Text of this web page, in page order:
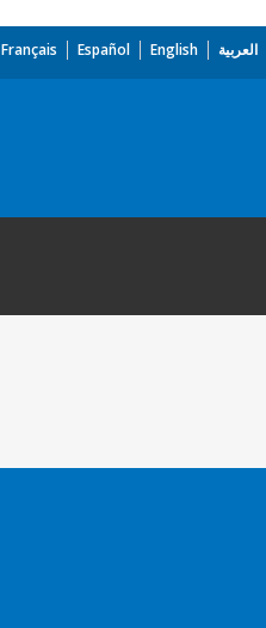
العربية English
Español
Français